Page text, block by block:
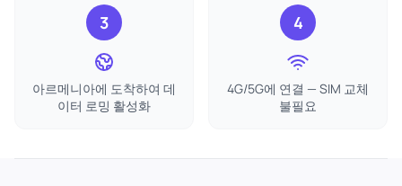
3
아르메니아에 도착하여 데
이터 로밍 활성화
4
4G/5G에 연결 — SIM 교체
불필요